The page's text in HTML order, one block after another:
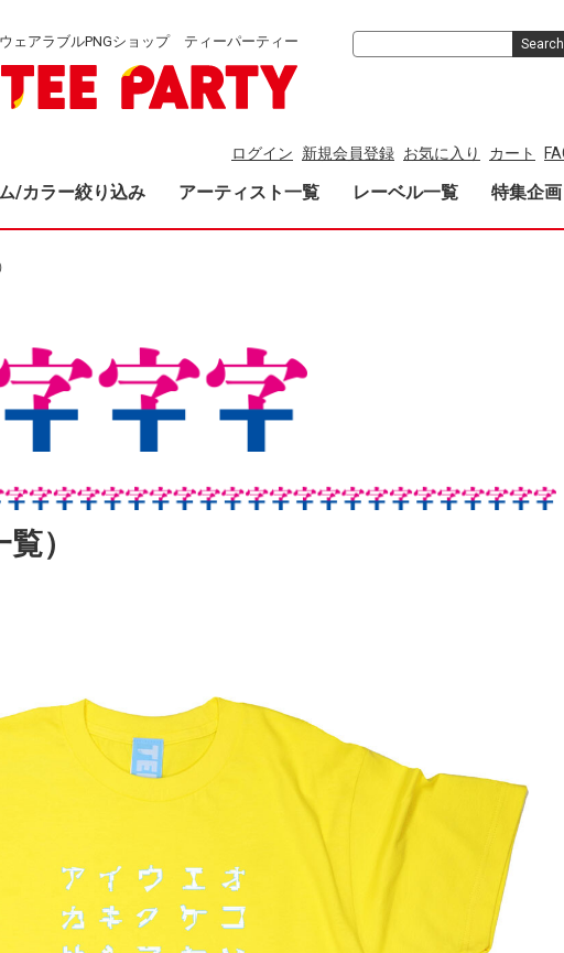
ウェアラブルPNGショップ ティーパーティー
ログイン 新規会員登録 お気に入り カート
/カラー絞り込み アーティスト一覧 レーベル一覧 特集企画
Search
）